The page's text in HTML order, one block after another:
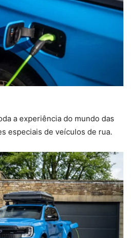
a experiência do mundo das
especiais de veículos de rua.